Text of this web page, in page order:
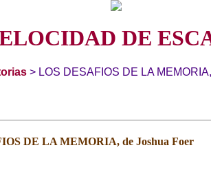
DE
> LOS DESAFIOS DE LA
DE LA MEMORIA, de Joshua Foer